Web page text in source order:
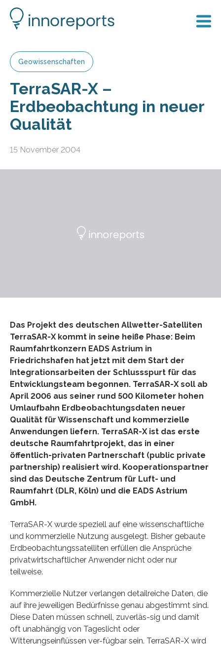
Geowissenschaften
TerraSAR-X –
Erdbeobachtung in neuer
Qualität
15 November 2004
Das Projekt des deutschen Allwetter-Satelliten
TerraSAR-X kommt in seine heiße Phase: Beim
Raumfahrtkonzern EADS Astrium in
Friedrichshafen hat jetzt mit dem Start der
Integrationsarbeiten der Schlussspurt für das
Entwicklungsteam begonnen. TerraSAR-X soll ab
April 2006 aus seiner rund 500 Kilometer hohen
Umlaufbahn Erdbeobachtungsdaten neuer
Qualität für Wissenschaft und kommerzielle
Anwendungen liefern. TerraSAR-X ist das erste
deutsche Raumfahrtprojekt, das in einer
öffentlich-privaten Partnerschaft (public private
partnership) realisiert wird. Kooperationspartner
sind das Deutsche Zentrum für Luft- und
Raumfahrt (DLR, Köln) und die EADS Astrium
GmbH.
TerraSAR-X wurde speziell auf eine wissenschaftliche
und kommerzielle Nutzung ausgelegt. Bisher gebaute
Erdbeobachtungssatelliten erfüllen die Ansprüche
privatwirtschaftlicher Anwender nicht oder nur
teilweise.
Kommerzielle Nutzer verlangen detailreiche Daten, die
auf ihre jeweiligen Bedürfnisse genau abgestimmt sind.
Diese Daten müssen schnell, zuverläs-sig und damit
oft unabhängig von Tageslicht oder
Witterungseinflüssen ver-fügbar sein. TerraSAR-X wird